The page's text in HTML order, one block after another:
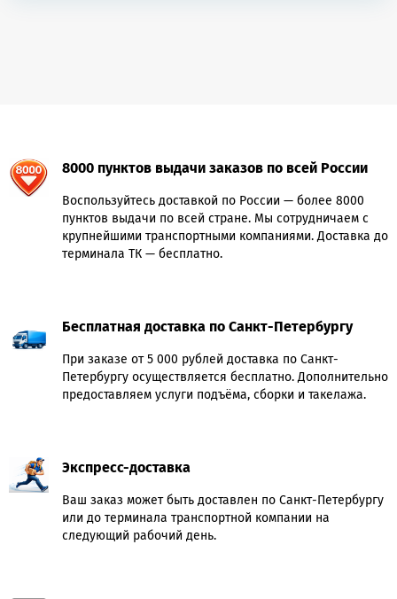
8000 пунктов выдачи заказов по всей России
Воспользуйтесь доставкой по России — более 8000
пунктов выдачи по всей стране. Мы сотрудничаем с
крупнейшими транспортными компаниями. Доставка до
терминала ТК — бесплатно.
Бесплатная доставка по Санкт-Петербургу
При заказе от 5 000 рублей доставка по Санкт-
Петербургу осуществляется бесплатно. Дополнительно
предоставляем услуги подъёма, сборки и такелажа.
Экспресс-доставка
Ваш заказ может быть доставлен по Санкт-Петербургу
или до терминала транспортной компании на
следующий рабочий день.